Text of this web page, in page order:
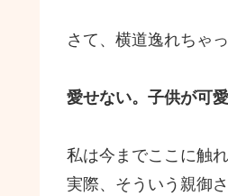
さて、横道逸れちゃ
愛せない。子供が可
私は今までここに触
実際、そういう親御